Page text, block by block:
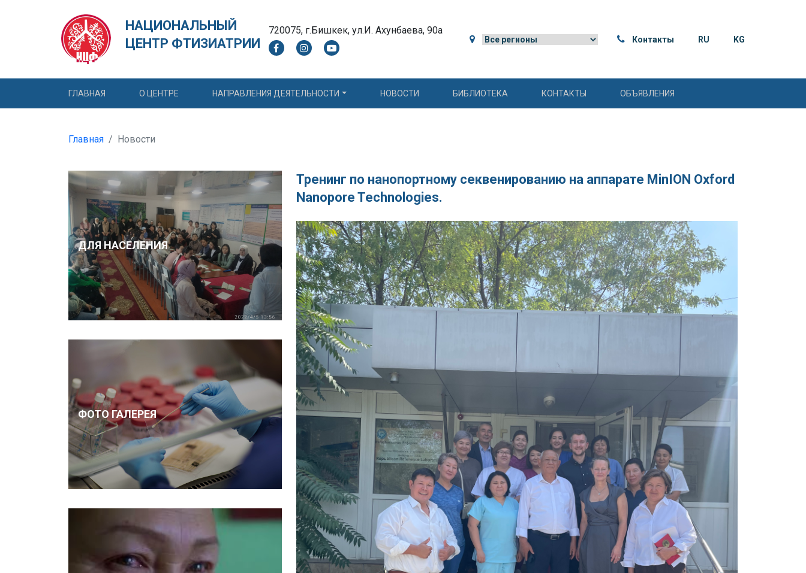
НАЦИОНАЛЬНЫЙ
ЦЕНТР ФТИЗИАТРИИ
720075, г.Бишкек, ул.И. Ахунбаева, 90а
Контакты RU KG
ГЛАВНАЯ О ЦЕНТРЕ НАПРАВЛЕНИЯ ДЕЯТЕЛЬНОСТИ НОВОСТИ БИБЛИОТЕКА КОНТАКТЫ ОБЪЯВЛЕНИЯ
Главная Новости
ДЛЯ НАСЕЛЕНИЯ
ФОТО ГАЛЕРЕЯ
Тренинг по нанопортному секвенированию на аппарате MinION Oxford
Nanopore Technologies.